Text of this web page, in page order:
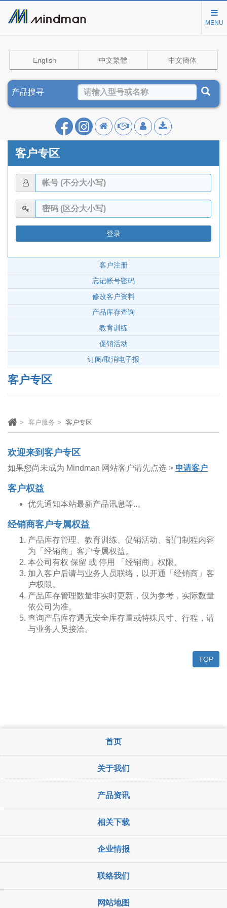
MENU
English 中文繁體 中文簡体
产品搜寻
客户专区
客户注册
忘记帐号密码
修改客户资料
产品库存查询
教育训练
促销活动
订阅/取消电子报
客户专区
客户服务 客户专区
欢迎来到客户专区
如果您尚未成为 Mindman 网站客户请先点选 > 申请客户
客户权益
优先通知本站最新产品讯息等..。
经销商客户专属权益
产品库存管理、教育训练、促销活动、部门制程内容
为「经销商」客户专属权益。
本公司有权 保留 或 停用 「经销商」权限。
加入客户后请与业务人员联络，以开通「经销商」客
户权限。
产品库存管理数量非实时更新，仅为参考，实际数量
依公司为准。
查询产品库存遇无安全库存量或特殊尺寸、行程，请
与业务人员接洽。
TOP
首页
关于我们
产品资讯
相关下载
企业情报
联絡我们
网站地图